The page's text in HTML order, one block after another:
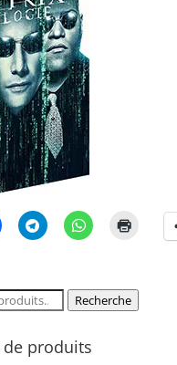
Recherche
de produits